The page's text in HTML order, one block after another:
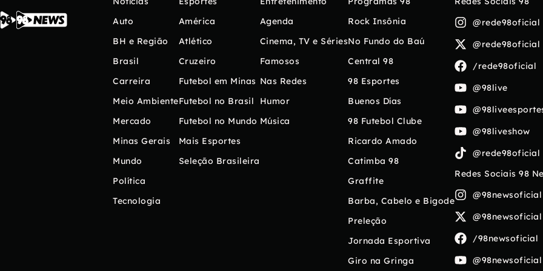
Auto
BH e Região
Brasil
Carreira
Meio Ambiente
Mercado
Minas Gerais
Mundo
Política
Tecnologia
América
Atlético
Cruzeiro
Futebol em Minas
Futebol no Brasil
Futebol no Mundo
Mais Esportes
Seleção Brasileira
Agenda
Cinema, TV e Séries
Famosos
Nas Redes
Humor
Música
Rock Insônia
No Fundo do Baú
Central 98
98 Esportes
Buenos Días
98 Futebol Clube
Ricardo Amado
Catimba 98
Graffite
Barba, Cabelo e Bigode
Preleção
Jornada Esportiva
Giro na Gringa
@rede98oficial
@rede98oficial
/rede98oficial
@98live
@98liveshow
@rede98oficial
Redes Sociais 98
@98newsoficial
@98newsoficial
/98newsoficial
@98newsoficial